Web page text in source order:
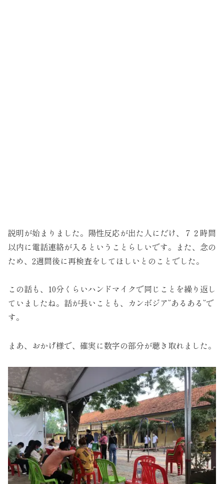
説明が始まりました。陽性反応が出た人にだけ、７２時間
以内に電話連絡が入るということらしいです。また、念の
ため、2週間後に再検査をしてほしいとのことでした。
この話も、10分くらいハンドマイクで同じことを繰り返し
ていましたね。話が長いことも、カンボジア”あるある”で
す。
まあ、おかげ様で、確実に数字の部分が聴き取れました。